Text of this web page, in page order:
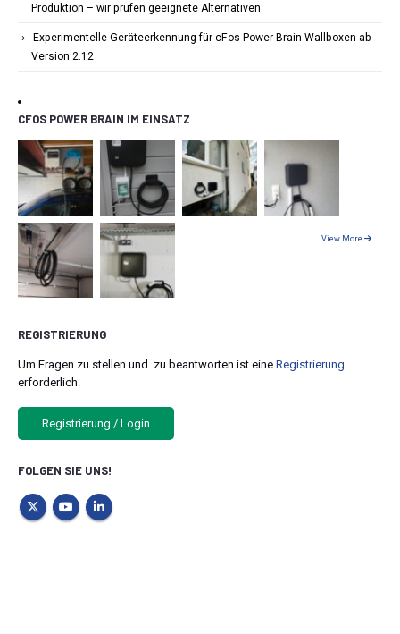
Produktion – wir prüfen geeignete Alternativen
Experimentelle Geräteerkennung für cFos Power Brain Wallboxen ab
Version 2.12
CFOS POWER BRAIN IM EINSATZ
View More
REGISTRIERUNG
Um Fragen zu stellen und zu beantworten ist eine Registrierung
erforderlich.
Registrierung / Login
FOLGEN SIE UNS!